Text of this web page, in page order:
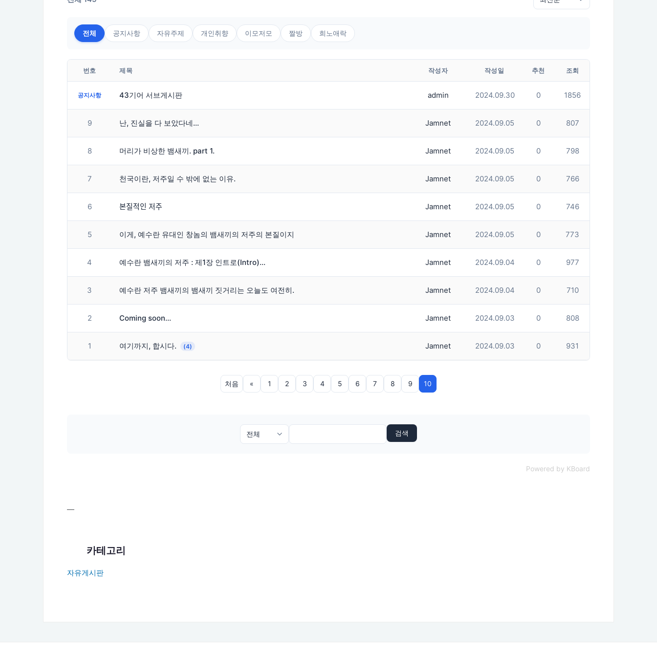
전체 공지사항 자유주제 개인취향 이모저모 짤방 희노애락
번호 제목 작성자 작성일 추천 조회
공지사항 43기어 서브게시판 admin 2024.09.30 0 1856
9 난, 진실을 다 보았다네… Jamnet 2024.09.05 0 807
8 머리가 비상한 뱀새끼. part 1. Jamnet 2024.09.05 0 798
7 천국이란, 저주일 수 밖에 없는 이유. Jamnet 2024.09.05 0 766
6 본질적인 저주 Jamnet 2024.09.05 0 746
5 이게, 예수란 유대인 창놈의 뱀새끼의 저주의 본질이지 Jamnet 2024.09.05 0 773
4 예수란 뱀새끼의 저주 : 제1장 인트로(Intro)... Jamnet 2024.09.04 0 977
3 예수란 저주 뱀새끼의 뱀새끼 짓거리는 오늘도 여전히. Jamnet 2024.09.04 0 710
2 Coming soon… Jamnet 2024.09.03 0 808
1 여기까지, 합시다. (4) Jamnet 2024.09.03 0 931
처음 « 1 2 3 4 5 6 7 8 9 10
검색
Powered by KBoard
—
카테고리
자유게시판